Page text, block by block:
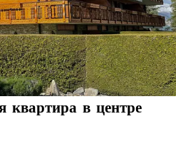
квартира в центре